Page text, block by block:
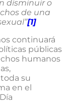
disminuir o
de una
[1]
continuará
públicas
humanos
su
en el